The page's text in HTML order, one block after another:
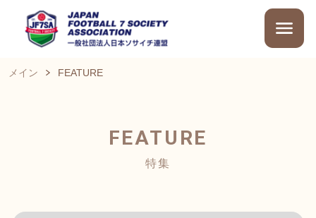
メイン FEATURE
FEATURE
特集